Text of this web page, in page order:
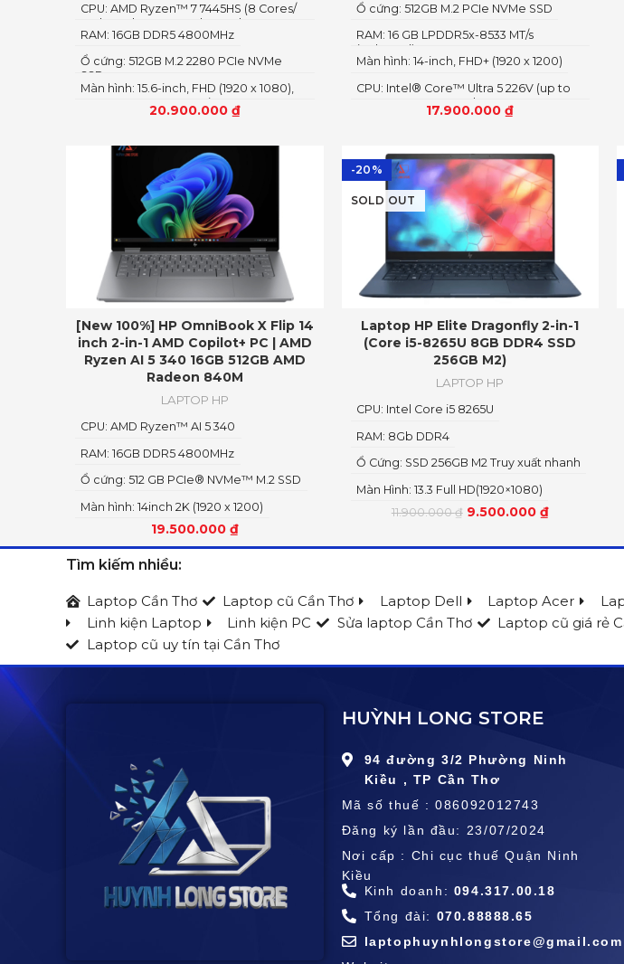
20.900.000 ₫
Màn hình: 15.6-inch, FHD (1920 x 1080),
144Hz, 9ms response time,
IPSWebcam720p HD
Ổ cứng: 512GB M.2 2280 PCIe NVMe
SSD
RAM: 16GB DDR5 4800MHz
CPU: AMD Ryzen™ 7 7445HS (8 Cores/
12 Threads, 16MB Cache, Turbo Boost
up to 4.5GHz)
17.900.000₫
CPU: Intel® Core™ Ultra 5 226V (up to
4.5 GHz, 8 MB L3 cache, 8 cores, 8
Màn hình: 14-inch, FHD+ (1920 x 1200)
RAM: 16 GB LPDDR5x-8533 MT/s
(onboard)
Ổ cứng: 512GB M.2 PCIe NVMe SSD
[New 100%] HP OmniBook X Flip 14
inch 2-in-1 AMD Copilot+ PC | AMD
Ryzen AI 5 340 16GB 512GB AMD
Radeon 840M
LAPTOP HP
19.500.000 ₫
Màn hình: 14inch 2K (1920 x 1200)
Ổ cứng: 512 GB PCIe® NVMe™ M.2 SSD
RAM: 16GB DDR5 4800MHz
CPU: AMD Ryzen™ AI 5 340
-20%
SOLD OUT
Laptop HP Elite Dragonfly 2-in-1
(Core i5-8265U 8GB DDR4 SSD
256GB M2)
LAPTOP HP
11.900.000₫ 9.500.000 ₫
Màn Hình: 13.3 Full HD(1920×1080)
Ổ Cứng: SSD 256GB M2 Truy xuất nhanh
RAM: 8Gb DDR4
CPU: Intel Core i5 8265U
Tìm kiếm nhiều:
Laptop Cần Thơ Laptop cũ Cần Thơ Laptop Dell Laptop Acer
Linh kiện Laptop
Linh kiện PC Sửa laptop Cần Thơ Laptop cũ giá rẻ
Laptop cũ uy tín tại Cần Thơ
HUỲNH LONG STORE
94 đường 3/2 Phường Ninh
Kiều , TP Cần Thơ
Mã số thuế : 086092012743
Đăng ký lần đầu: 23/07/2024
Nơi cấp : Chi cục thuế Quận Ninh
Kiều
Kinh doanh: 094.317.00.18
Tổng đài: 070.88888.65
laptophuynhlongstore@gmail.com